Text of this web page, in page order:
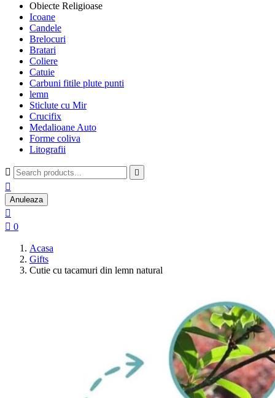
Obiecte Religioase
Icoane
Candele
Brelocuri
Bratari
Coliere
Catuie
Carbuni fitile plute punti
lemn
Sticlute cu Mir
Crucifix
Medalioane Auto
Forme coliva
Litografii
 

Anuleaza

 0
Acasa
Gifts
Cutie cu tacamuri din lemn natural